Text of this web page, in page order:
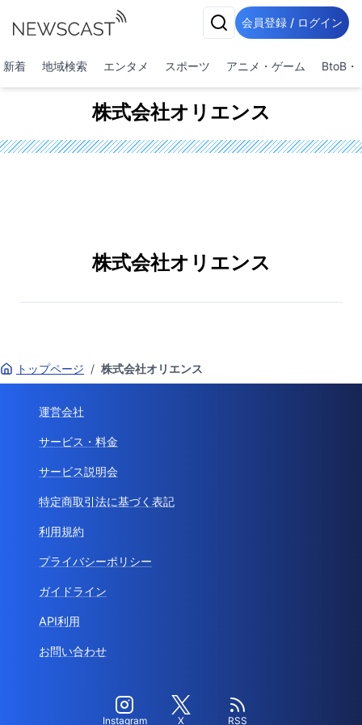
会員登録 / ログイン
新着 地域検索 エンタメ スポーツ アニメ・ゲーム BtoB・
株式会社オリエンス
株式会社オリエンス
トップページ / 株式会社オリエンス
運営会社
サービス・料金
サービス説明会
特定商取引法に基づく表記
利用規約
プライバシーポリシー
ガイドライン
API利用
お問い合わせ
Instagram X RSS